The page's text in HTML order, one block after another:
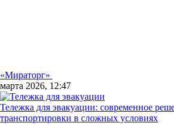
«Мираторг»
марта 2026, 12:47
Тележка для эвакуации: современное
транспортировки в сложных условиях